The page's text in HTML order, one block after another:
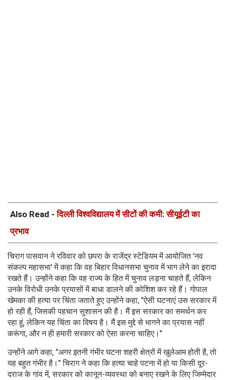
Also Read -दिल्ली विश्वविद्यालय में सीटों की कमी: सीयूईटी का
प्रभाव
चिराग पासवान ने रविवार को छपरा के राजेंद्र स्टेडियम में आयोजित 'नव
संकल्प महासभा' में कहा कि वह बिहार विधानसभा चुनाव में भाग लेने का इरादा
रखते हैं। उन्होंने कहा कि वह राज्य के हित में चुनाव लड़ना चाहते हैं, लेकिन
उनके विरोधी उनके प्रयासों में बाधा डालने की कोशिश कर रहे हैं। गोपाल
खेमका की हत्या पर चिंता जताते हुए उन्होंने कहा, "ऐसी घटनाएं उस सरकार में
हो रही हैं, जिसकी पहचान सुशासन की है। मैं इस सरकार का समर्थन कर
रहा हूं, लेकिन यह चिंता का विषय है। मैं इस मुद्दे से भागने का प्रयास नहीं
करूंगा, और न ही हमारी सरकार को ऐसा करना चाहिए।"
उन्होंने आगे कहा, "अगर इतनी गंभीर घटना शहरी क्षेत्रों में खुलेआम होती है, तो
यह बहुत गंभीर है।" चिराग ने कहा कि हत्या चाहे पटना में हो या किसी दूर-
दराज के गांव में, सरकार को कानून-व्यवस्था को बनाए रखने के लिए जिम्मेदार